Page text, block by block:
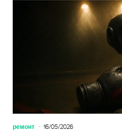
ремонт 16/05/2026